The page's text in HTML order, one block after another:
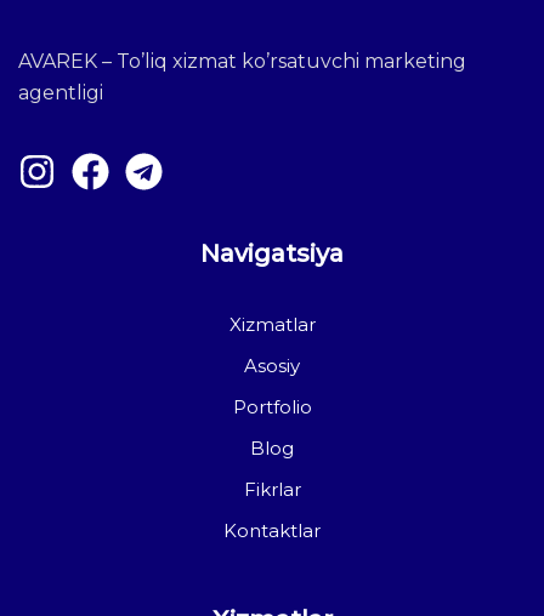
AVAREK – To’liq xizmat ko’rsatuvchi marketing
agentligi
Navigatsiya
Xizmatlar
Asosiy
Portfolio
Blog
Fikrlar
Kontaktlar